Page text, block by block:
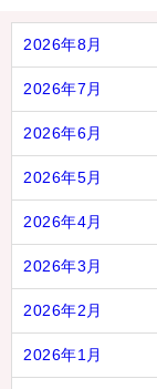
2026年8月
2026年7月
2026年6月
2026年5月
2026年4月
2026年3月
2026年2月
2026年1月